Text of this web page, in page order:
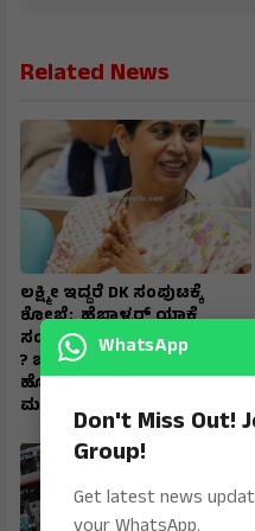
Related News
ಲಕ್ಷ್ಮೀ ಇದ್ದರೆ DK ಸಂಪುಟಕ್ಕೆ
ಶೋಭೆ: ಹೆಬ್ಬಾಳ್ಕರ್ ಯಾಕೆ
ಸಂಪುಟಕ್ಕೆ ಅತ್ಯಂತ ಅವಶ್ಯಕ ಗೊತ್ತೇ
? ಬೆಳಗಾವಿಗೆ ಅಭಿವೃದ್ಧಿಯ
ಹೊಳೆಯನ್ನೇ ಹರಿಸಿದ್ದ
ಮಹಾನಾಯಕಿ
WhatsApp
Don't Miss Out!
Group!
Get latest news